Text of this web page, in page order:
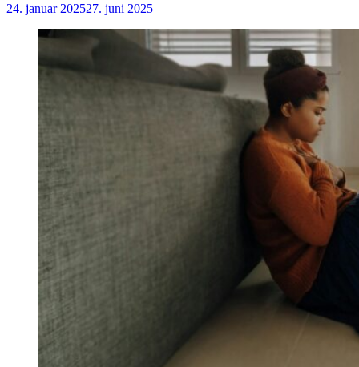
24. januar 202527. juni 2025